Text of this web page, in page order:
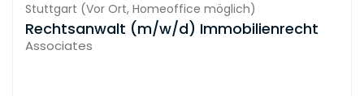
Stuttgart (Vor Ort, Homeoffice möglich)
Rechtsanwalt (m/w/d) Immobilienrecht
Associates